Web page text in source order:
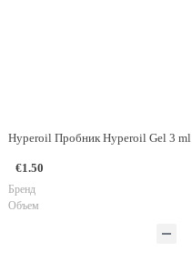
Hyperoil Пробник Hyperoil Gel 3 ml
€1.50
Бренд
Объем